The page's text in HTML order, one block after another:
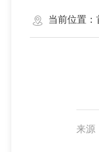
当前位置：
来源